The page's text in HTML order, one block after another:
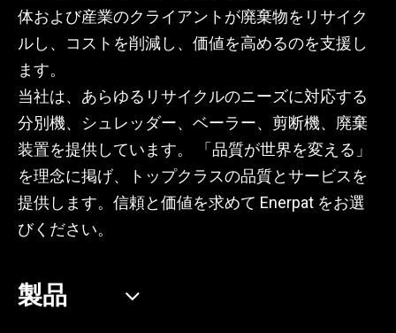
体および産業のクライアントが廃棄物をリサイク
ルし、コストを削減し、価値を高めるのを支援し
ます。
当社は、あらゆるリサイクルのニーズに対応する
分別機、シュレッダー、ベーラー、剪断機、廃棄
装置を提供しています。 「品質が世界を変える」
を理念に掲げ、トップクラスの品質とサービスを
提供します。信頼と価値を求めて Enerpat をお選
びください。
製品